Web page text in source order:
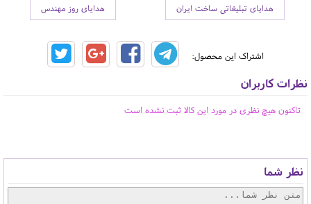
هدایای تبلیغاتی ساخت ایران هدایای روز مهندس
اشتراک این محصول:
نظرات کاربران
تاکنون هیچ نظری در مورد این کالا ثبت نشده است
نظر شما